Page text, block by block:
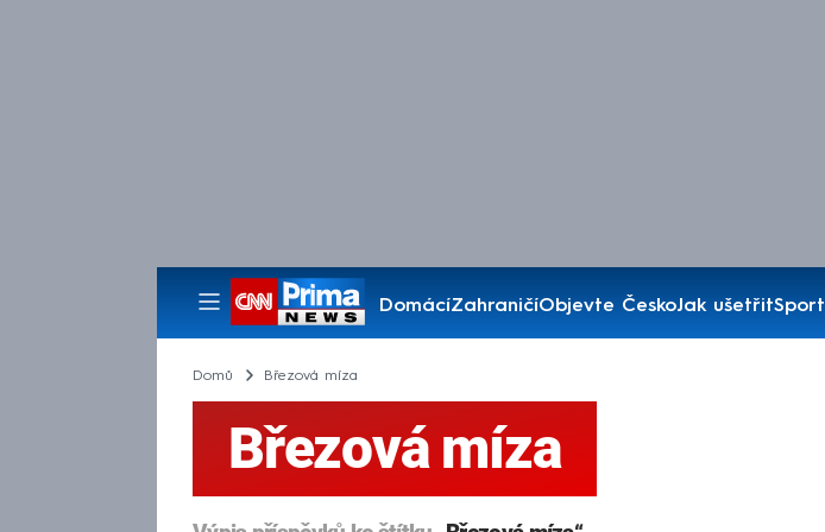
DomácíZahraničíObjevte ČeskoJak ušetřitSport
Pořady
Domů Březová míza
Březová míza